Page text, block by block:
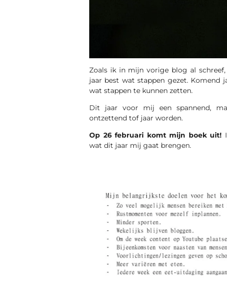
Zoals ik in mijn vorige blog al
jaar best wat stappen gezet. Komend
wat stappen te kunnen zetten.
Dit jaar voor mij een spannend,
ontzettend tof jaar worden.
Op 26 februari komt mijn boek uit!
wat dit jaar mij gaat brengen.